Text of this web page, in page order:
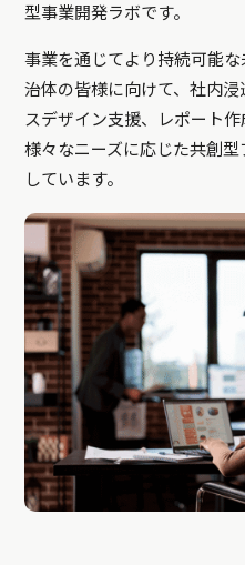
型事業開発ラボです。
事業を通じてより持続可能
治体の皆様に向けて、社内
スデザイン支援、レポート作
様々なニーズに応じた共創
しています。